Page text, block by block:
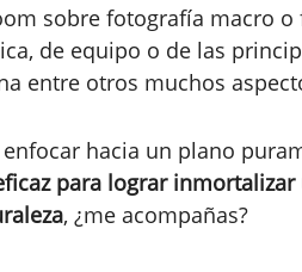
sobre fotografía macro
de equipo o de las
entre otros muchos
hacia un plano
para lograr
, ¿me acompañas?